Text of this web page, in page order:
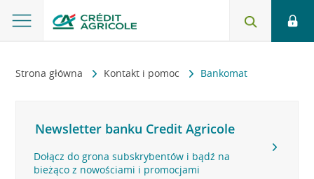
Strona główna Kontakt i pomoc Bankomat
Newsletter banku Credit Agricole
Dołącz do grona subskrybentów i bądź na
bieżąco z nowościami i promocjami